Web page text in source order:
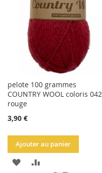
D'ACHATS
pelote 100 grammes
COUNTRY WOOL coloris 042
rouge
3,90 €
Ajouter au panier
AJOUTER